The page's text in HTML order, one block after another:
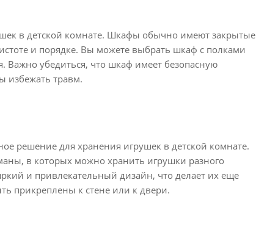
в детской комнате. Шкафы обычно имеют закрытые
и порядке. Вы можете выбрать шкаф с полками
Важно убедиться, что шкаф имеет безопасную
избежать травм.
решение для хранения игрушек в детской комнате.
в которых можно хранить игрушки разного
и привлекательный дизайн, что делает их еще
прикреплены к стене или к двери.